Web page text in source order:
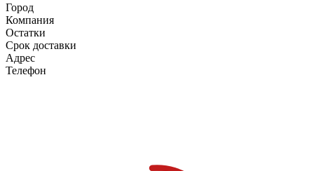
Город
Компания
Остатки
Срок доставки
Адрес
Телефон